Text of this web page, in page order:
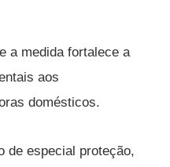
a medida fortalece a
aos
domésticos.
de especial proteção,